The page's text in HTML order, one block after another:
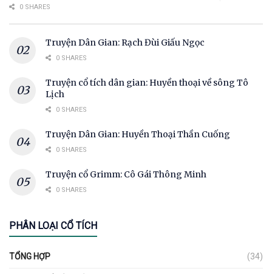
0 SHARES
Truyện Dân Gian: Rạch Đùi Giấu Ngọc
0 SHARES
Truyện cổ tích dân gian: Huyền thoại về sông Tô
Lịch
0 SHARES
Truyện Dân Gian: Huyền Thoại Thần Cuống
0 SHARES
Truyện cổ Grimm: Cô Gái Thông Minh
0 SHARES
PHÂN LOẠI CỔ TÍCH
TỔNG HỢP (34)